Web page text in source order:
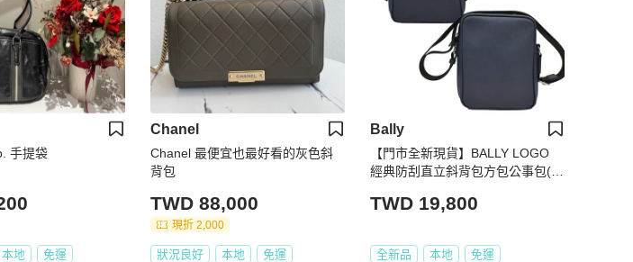
手提袋
本地 免運
Chanel
Chanel 最便宜也最好看的灰色斜
背包
TWD 88,000
現折 2,000
狀況良好 本地 免運
Bally
【門市全新現貨】BALLY LOGO
經典防刮直立斜背包方包公事包(附
TWD 19,800
全新品 本地 免運